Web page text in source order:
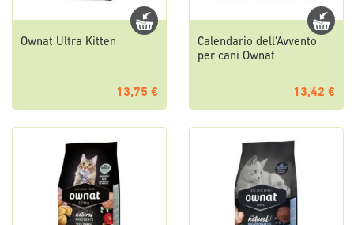
Ownat Ultra Kitten
13,75 €
Calendario dell'Avvento
per cani Ownat
13,42 €